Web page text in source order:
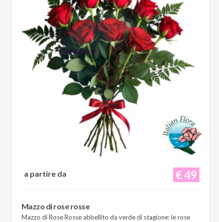
€ 49
a partire da
Mazzo di rose rosse
Mazzo di Rose Rosse abbellito da verde di stagione: le rose